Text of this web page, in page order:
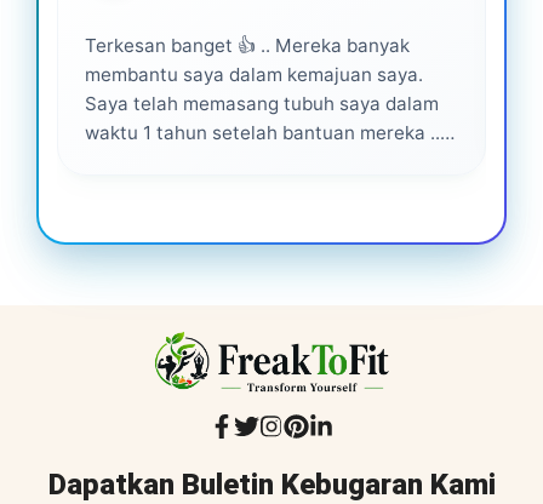
Terkesan banget 👍 .. Mereka banyak
membantu saya dalam kemajuan saya.
Saya telah memasang tubuh saya dalam
waktu 1 tahun setelah bantuan mereka ...
Dapatkan Buletin Kebugaran Kami